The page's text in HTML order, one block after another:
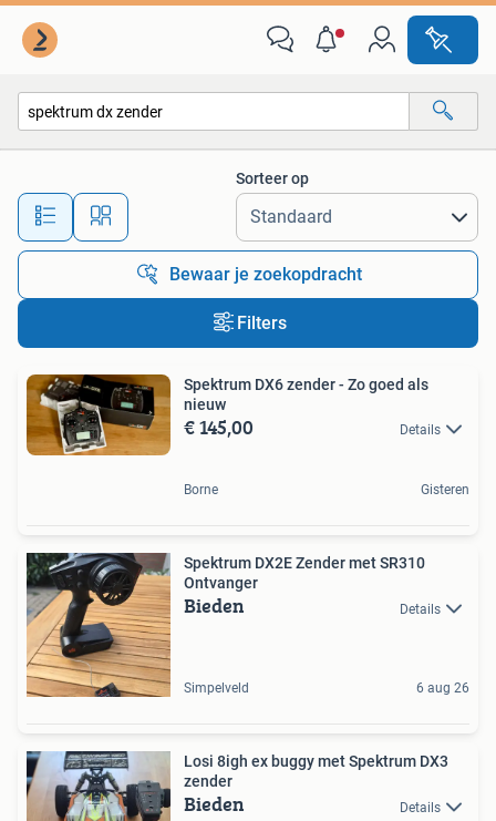
Alle afstanden…
Sorteer op
Bewaar je zoekopdracht
Filters
Spektrum DX6 zender - Zo goed als
nieuw
€ 145,00 Details
Borne Gisteren
Spektrum DX2E Zender met SR310
Ontvanger
Bieden Details
Simpelveld 6 aug 26
Losi 8igh ex buggy met Spektrum DX3
zender
Bieden Details